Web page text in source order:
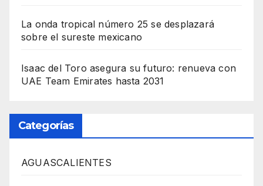
La onda tropical número 25 se desplazará
sobre el sureste mexicano
Isaac del Toro asegura su futuro: renueva con
UAE Team Emirates hasta 2031
Categorías
AGUASCALIENTES